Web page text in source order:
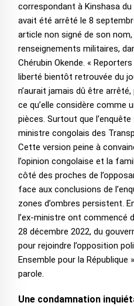
correspondant à Kinshasa
avait été arrêté le 8
article non signé de son
renseignements militaires,
Chérubin Okende. «
liberté bientôt retrouvée du
n’aurait jamais dû être
ce qu’elle considère comme
pièces. Surtout que
ministre congolais des
Cette version peine à
l’opinion congolaise et la
côté des proches de
face aux conclusions de
zones d’ombres persistent.
l’ex-ministre ont commencé
28 décembre 2022, du
pour rejoindre l’opposition
Ensemble pour la
parole.
Une condamnation